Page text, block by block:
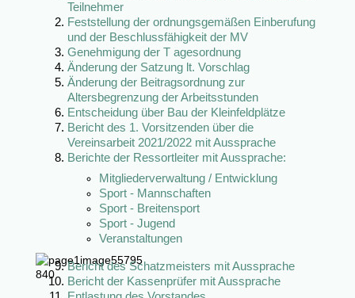
Teilnehmer
Feststellung der ordnungsgemäßen Einberufung
und der Beschlussfähigkeit der MV
Genehmigung der T agesordnung
Änderung der Satzung lt. Vorschlag
Änderung der Beitragsordnung zur
Altersbegrenzung der Arbeitsstunden
Entscheidung über Bau der Kleinfeldplätze
Bericht des 1. Vorsitzenden über die
Vereinsarbeit 2021/2022 mit Aussprache
Berichte der Ressortleiter mit Aussprache:
Mitgliederverwaltung / Entwicklung
Sport - Mannschaften
Sport - Breitensport
Sport - Jugend
Veranstaltungen
Bericht des Schatzmeisters mit Aussprache
Bericht der Kassenprüfer mit Aussprache